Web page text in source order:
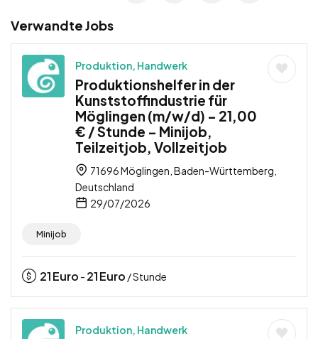
Verwandte Jobs
Produktion, Handwerk
Produktionshelfer in der
Kunststoffindustrie für
Möglingen (m/w/d) – 21,00
€ / Stunde – Minijob,
Teilzeitjob, Vollzeitjob
71696 Möglingen, Baden-Württemberg,
Deutschland
29/07/2026
Minijob
21Euro - 21Euro / Stunde
Produktion, Handwerk